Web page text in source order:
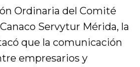
Ordinaria del Comité
Servytur Mérida, la
que la comunicación
empresarios y